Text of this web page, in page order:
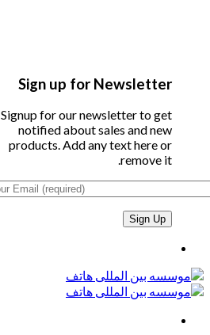
Sign up for Newsletter
Signup for our newsletter to get
notified about sales and new
products. Add any text here or
remove it.